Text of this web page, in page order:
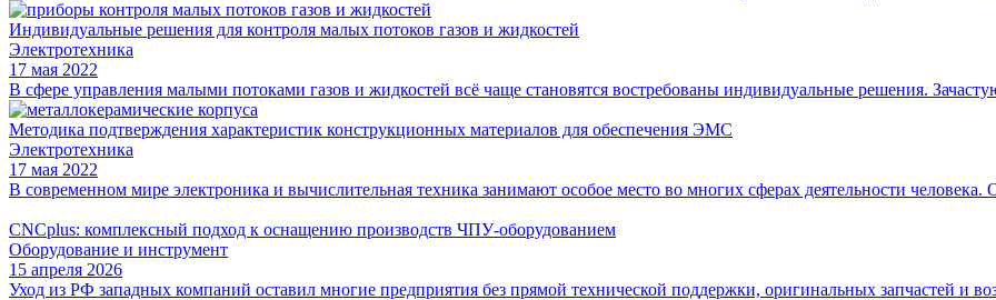
Индивидуальные решения для контроля малых потоков газов и жидкостей
Электротехника
17 мая 2022
В сфере управления малыми потоками газов и жидкостей всё чаще становятся востребованы индивидуальные решения.
Методика подтверждения характеристик конструкционных материалов для обеспечения ЭМС
Электротехника
17 мая 2022
В современном мире электроника и вычислительная техника занимают особое место во многих сферах деятельности человека.
CNCplus: комплексный подход к оснащению производств ЧПУ-оборудованием
Оборудование и инструмент
15 апреля 2026
Уход из РФ западных компаний оставил многие предприятия без прямой технической поддержки, оригинальных запчастей и